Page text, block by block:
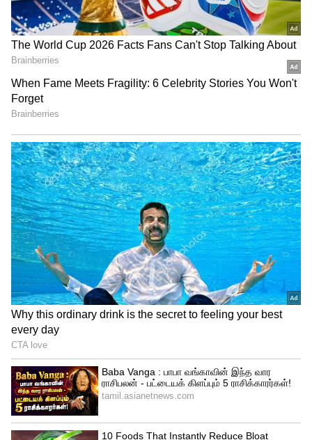
நீரவ் மற்றும் மல்லையாவை நாடு
கடத்துவது தொடர்பான பிரச்சினை
நிலுவையில் உள்ளதால், இங்கிலாந்து அரசு
இந்திய தரப்பிலிருந்து பெரும் அழுத்தத்தை
எதிர்கொள்கிறது என்றும் அவர் கூறினார்.
முஸ்லீம் பெண்கள் பொது சிவில் சட்டம்
பற்றி என்ன நினைக்கின்றனர்?
கருத்துக்கணிப்பு முடிவுகள்